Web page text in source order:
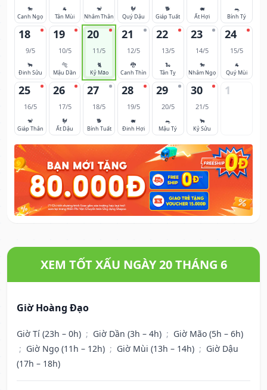
🐎
Canh Ngọ
🐐
Tân Mùi
🐒
Nhâm Thân
🐓
Quý Dậu
🐕
Giáp Tuất
🐖
Ất Hợi
🐀
Bính Tý
18
9/5
🐂
Đinh Sửu
19
10/5
🐅
Mậu Dần
20
11/5
🐈
Kỷ Mão
21
12/5
🐉
Canh Thìn
22
13/5
🐍
Tân Tỵ
23
14/5
🐎
Nhâm Ngọ
24
15/5
🐐
Quý Mùi
25
16/5
🐒
Giáp Thân
26
17/5
🐓
Ất Dậu
27
18/5
🐕
Bính Tuất
28
19/5
🐖
Đinh Hợi
29
20/5
🐀
Mậu Tý
30
21/5
🐂
Kỷ Sửu
1
XEM TỐT XẤU NGÀY 20 THÁNG 6
Giờ Hoàng Đạo
Giờ Tí (23h – 0h) ; Giờ Dần (3h – 4h) ; Giờ Mão (5h – 6h)
; Giờ Ngọ (11h – 12h) ; Giờ Mùi (13h – 14h) ; Giờ Dậu
(17h – 18h)